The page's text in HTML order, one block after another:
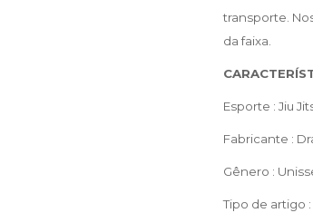
transporte.
da faixa.
Esporte : Jiu
Fabricante :
Gênero :
Tipo de artigo